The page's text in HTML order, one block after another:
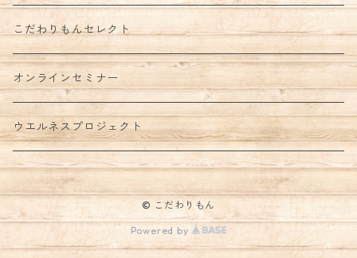
こだわりもんセレクト
オンラインセミナー
ウエルネスプロジェクト
© こだわりもん
Powered by